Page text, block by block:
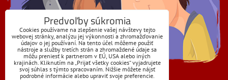
Predvoľby súkromia
Cookies používame na zlepšenie vašej návštevy tejto
webovej stránky, analýzu jej výkonnosti a zhromažďovanie
údajov o jej používaní. Na tento účel môžeme použiť
nástroje a služby tretích strán a zhromaždené údaje sa
môžu preniesť k partnerom v EÚ, USA alebo iných
krajinách. Kliknutím na „Prijať všetky cookies“ vyjadrujete
svoj súhlas s týmto spracovaním. Nižšie môžete nájsť
podrobné informácie alebo upraviť svoje preferencie.